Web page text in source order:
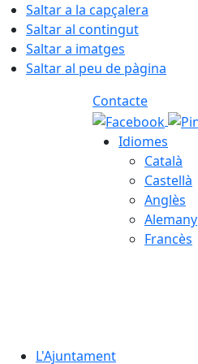
Saltar a la capçalera
Saltar al contingut
Saltar a imatges
Saltar al peu de pàgina
Contacte
Idiomes
Català
Castellà
Anglès
Alemany
Francès
L'Ajuntament